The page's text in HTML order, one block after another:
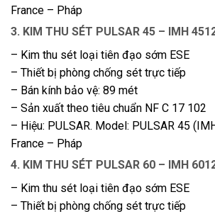
France – Pháp
3. KIM THU SÉT PULSAR 45 – IMH
– Kim thu sét loại tiên đạo sớm ESE
– Thiết bị phòng chống sét trực tiếp
– Bán kính bảo vệ: 89 mét
– Sản xuất theo tiêu chuẩn NF C 17 102
– Hiệu: PULSAR. Model: PULSAR 45
France – Pháp
4. KIM THU SÉT PULSAR 60 – IMH
– Kim thu sét loại tiên đạo sớm ESE
– Thiết bị phòng chống sét trực tiếp